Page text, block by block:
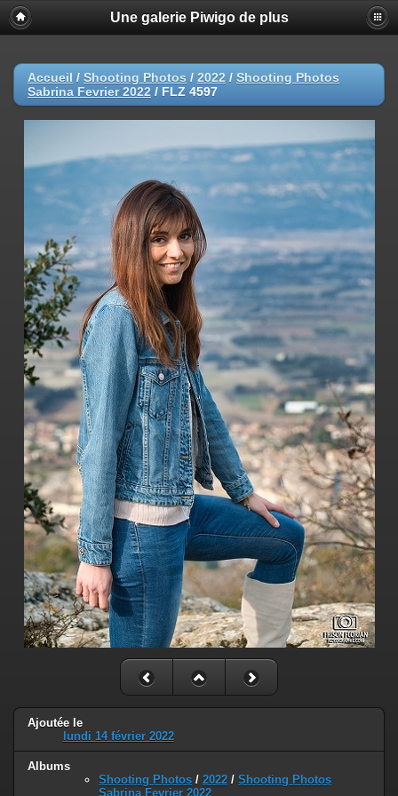
Une galerie Piwigo de plus
Accueil / Shooting Photos / 2022 / Shooting Photos
Sabrina Fevrier 2022 / FLZ 4597
Ajoutée le
lundi 14 février 2022
Albums
Shooting Photos / 2022 / Shooting Photos
Sabrina Fevrier 2022